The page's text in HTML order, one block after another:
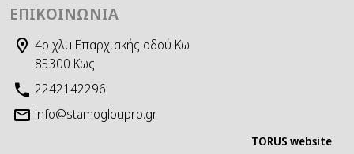
ΕΠΙΚΟΙΝΩΝΊΑ
4ο χλμ Επαρχιακής οδού Κω
85300 Κως
2242142296
info@stamogloupro.gr
TORUS website